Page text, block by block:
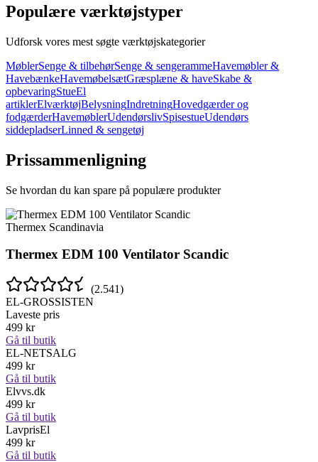
Populære værktøjstyper
Udforsk vores mest søgte værktøjskategorier
MøblerSenge & tilbehørSenge & sengerammeHavemøbler &
HavebænkeHavemøbelsætGræsplæne & haveSkabe &
opbevaringStueEl
artiklerElværktøjBelysningIndretningHovedgærder og
fodgærderHavemøblerUdendørslivSpisestueUdendørs
siddepladserLinned & sengetøj
Prissammenligning
Se hvordan du kan spare på populære produkter
Thermex Scandinavia
Thermex EDM 100 Ventilator Scandic
(2.541)
EL-GROSSISTEN
Laveste pris
499 kr
Gå til butik
EL-NETSALG
499 kr
Gå til butik
Elvvs.dk
499 kr
Gå til butik
LavprisEl
499 kr
Gå til butik